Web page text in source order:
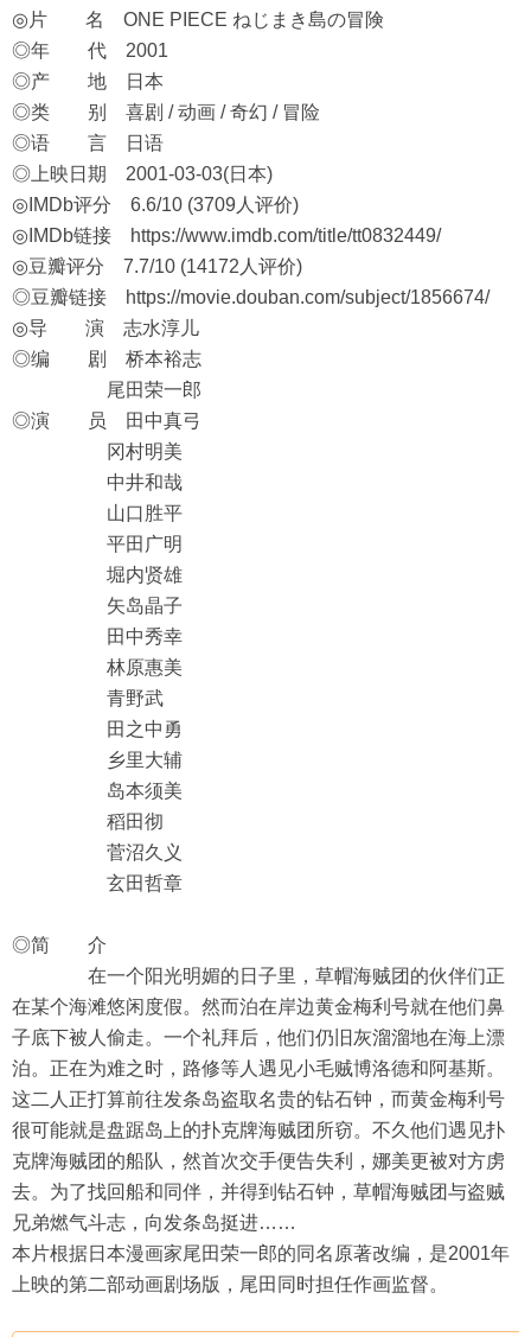
◎片 名 ONE PIECE ねじまき島の冒険
◎年 代 2001
◎产 地 日本
◎类 别 喜剧 / 动画 / 奇幻 / 冒险
◎语 言 日语
◎上映日期 2001-03-03(日本)
◎IMDb评分 6.6/10 (3709人评价)
◎IMDb链接
https://www.imdb.com/title/tt0832449/
◎豆瓣评分 7.7/10 (14172人评价)
◎豆瓣链接
https://movie.douban.com/subject/1856674/
◎导 演 志水淳儿
◎编 剧 桥本裕志
尾田荣一郎
◎演 员 田中真弓
冈村明美
中井和哉
山口胜平
平田广明
堀内贤雄
矢岛晶子
田中秀幸
林原惠美
青野武
田之中勇
乡里大辅
岛本须美
稻田彻
菅沼久义
玄田哲章
◎简 介
在一个阳光明媚的日子里，草帽海贼团的伙伴们正
在某个海滩悠闲度假。然而泊在岸边黄金梅利号就在他们鼻
子底下被人偷走。一个礼拜后，他们仍旧灰溜溜地在海上漂
泊。正在为难之时，路修等人遇见小毛贼博洛德和阿基斯。
这二人正打算前往发条岛盗取名贵的钻石钟，而黄金梅利号
很可能就是盘踞岛上的扑克牌海贼团所窃。不久他们遇见扑
克牌海贼团的船队，然首次交手便告失利，娜美更被对方虏
去。为了找回船和同伴，并得到钻石钟，草帽海贼团与盗贼
兄弟燃气斗志，向发条岛挺进……
本片根据日本漫画家尾田荣一郎的同名原著改编，是2001年
上映的第二部动画剧场版，尾田同时担任作画监督。